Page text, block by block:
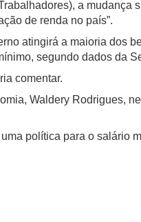
a
de renda no país”.
atingirá a maioria dos
segundo dados da
comentar.
Waldery Rodrigues,
política para o salário